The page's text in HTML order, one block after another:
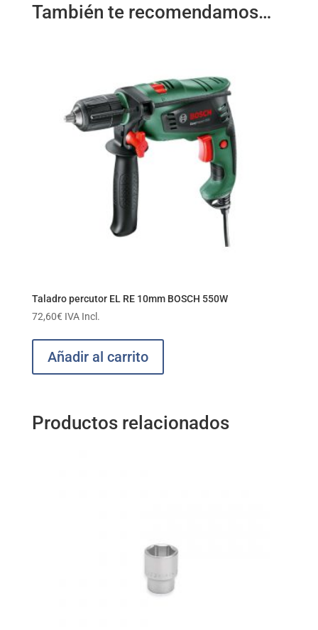
También te recomendamos…
Taladro percutor EL RE 10mm BOSCH 550W
72,60€ IVA Incl.
Añadir al carrito
Productos relacionados